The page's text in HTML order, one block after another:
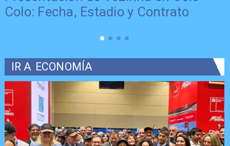
Colo: Fecha, Estadio y Contrato
IR A ECONOMÍA